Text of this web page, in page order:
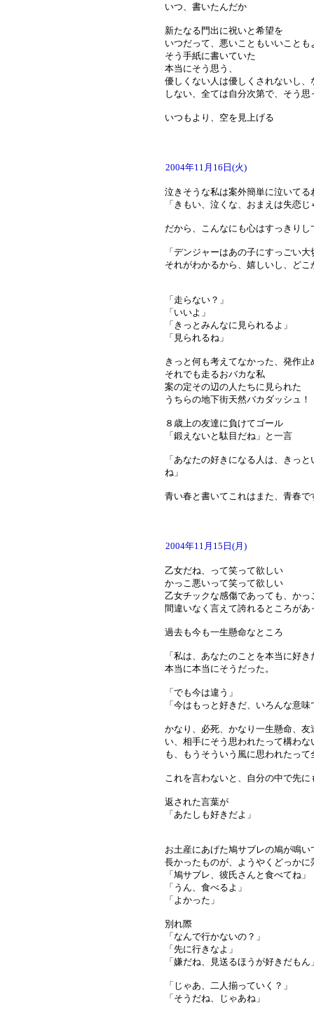
いつ、書いたんだか
新たなる門出に祝いと希望を
いつだって、悪いこともいいこと
そう手紙に書いていた
本当にそう思う、
優しくない人は優しくされないし
しない、全ては自分次第で、そう
いつもより、空を見上げる
2004年11月16日(火)
泣きそうな私は案外簡単に泣いてる
「きもい、泣くな、おまえは失恋
だから、こんなにも心はすっきり
「デンジャーはあの子にすっごい
それがわかるから、嬉しいし、どこ
「走らない？」
「いいよ」
「きっとみんなに見られるよ」
「見られるね」
きっと何も考えてなかった、発作
それでも走るおバカな私
案の定その辺の人たちに見られた
うちらの地下街天然バカダッシュ！
８歳上の友達に負けてゴール
「鍛えないと駄目だね」と一言
「あなたの好きになる人は、きっ
ね」
青い春と書いてこれはまた、青春で
2004年11月15日(月)
乙女だね、って笑って欲しい
かっこ悪いって笑って欲しい
乙女チックな感傷であっても、かっ
間違いなく言えて誇れるところがあ
過去も今も一生懸命なところ
「私は、あなたのことを本当に好
本当に本当にそうだった。
「でも今は違う」
「今はもっと好きだ、いろんな意
かなり、必死、かなり一生懸命、
い、相手にそう思われたって構わ
も、もうそういう風に思われたって
これを言わないと、自分の中で先に
返された言葉が
「あたしも好きだよ」
お土産にあげた鳩サブレの鳩が鳴い
長かったものが、ようやくどっかに
「鳩サブレ、彼氏さんと食べてね」
「うん、食べるよ」
「よかった」
別れ際
「なんで行かないの？」
「先に行きなよ」
「嫌だね、見送るほうが好きだもん
「じゃあ、二人揃っていく？」
「そうだね、じゃあね」